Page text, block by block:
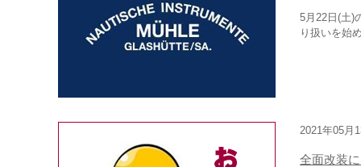
5月22日(土)
り扱いを始
2021年05月
全面改装